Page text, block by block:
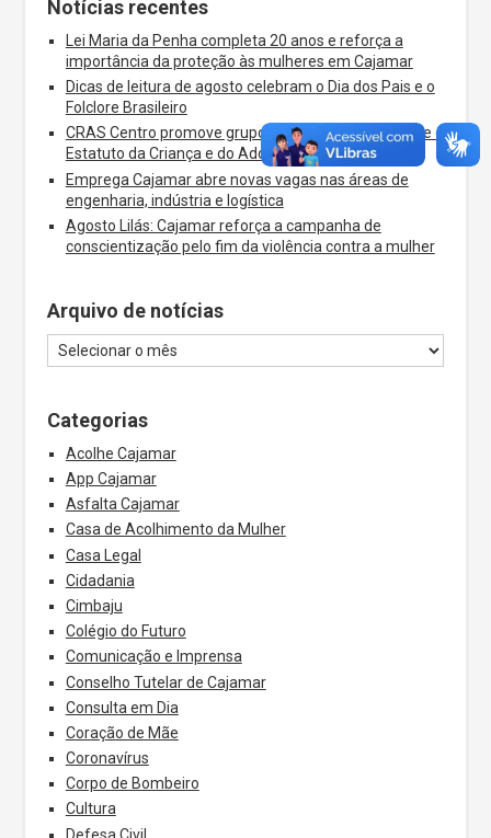
Notícias recentes
Lei Maria da Penha completa 20 anos e reforça a
importância da proteção às mulheres em Cajamar
Dicas de leitura de agosto celebram o Dia dos Pais e o
Folclore Brasileiro
CRAS Centro promove grupos socioeducativos sobre o
Estatuto da Criança e do Adolescente
Emprega Cajamar abre novas vagas nas áreas de
engenharia, indústria e logística
Agosto Lilás: Cajamar reforça a campanha de
conscientização pelo fim da violência contra a mulher
Arquivo de notícias
Categorias
Acolhe Cajamar
App Cajamar
Asfalta Cajamar
Casa de Acolhimento da Mulher
Casa Legal
Cidadania
Cimbaju
Colégio do Futuro
Comunicação e Imprensa
Conselho Tutelar de Cajamar
Consulta em Dia
Coração de Mãe
Coronavírus
Corpo de Bombeiro
Cultura
Defesa Civil